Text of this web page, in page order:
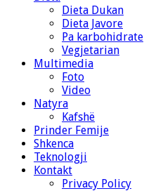
Dieta Dukan
Dieta Javore
Pa karbohidrate
Vegjetarian
Multimedia
Foto
Video
Natyra
Kafshë
Prinder Femije
Shkenca
Teknologji
Kontakt
Privacy Policy